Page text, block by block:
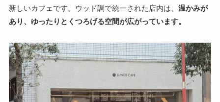
新しいカフェです。ウッド調で統一された店内は、 温かみが
あり、ゆったりとくつろげる空間が広がっています。